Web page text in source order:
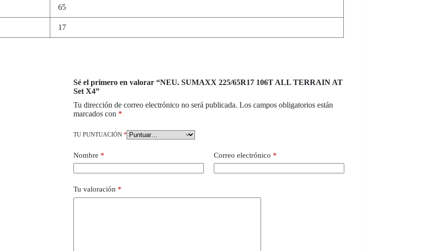
65
17
Sé el primero en valorar “NEU. SUMAXX 225/65R17 106T ALL TERRAIN AT
Set X4”
Tu dirección de correo electrónico no será publicada. Los campos obligatorios están
marcados con *
TU PUNTUACIÓN *
Nombre * Correo electrónico *
Tu valoración *